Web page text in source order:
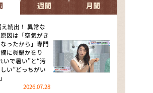
席食堂
れ余談なんですけど・・・
人生密着トークバラエティ！
やすとものいたって真剣です
偵！ナイトスクープ
週間 月間
続出！ 異常な
因は「空気がき
ったから」専門
に眞鍋かをり
いで暑い”と“汚
い”どっちがい
2026.07.28